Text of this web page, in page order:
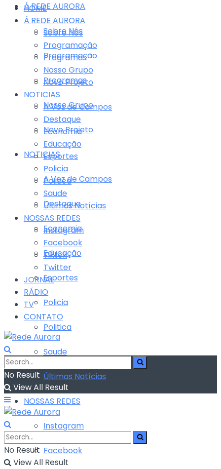
Á REDE AURORA
Sobre Nós
Programação
Programas
Nosso Grupo
Novo Projeto
NOTICIAS
A Voz de Campos
Destaque
Economia
Educação
Esportes
Policia
Politica
Saude
Últimas Notícias
NOSSAS REDES
Instagram
Facebook
HOME
Á REDE AURORA
Sobre Nós
Programação
Programas
Nosso Grupo
Novo Projeto
NOTICIAS
A Voz de Campos
Destaque
Economia
Educação
Esportes
Policia
Politica
Saude
Últimas Notícias
NOSSAS REDES
Instagram
Facebook
Tiktok
Twitter
JORNAL
RÁDIO
TV
CONTATO
No Result
View All Result
No Result
View All Result